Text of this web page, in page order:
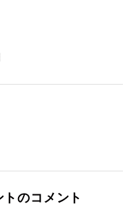
のコメント